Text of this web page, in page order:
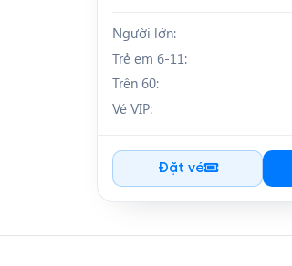
Người lớn:
Trẻ em 6-11:
Trên 60:
Vé VIP:
Đặt vé